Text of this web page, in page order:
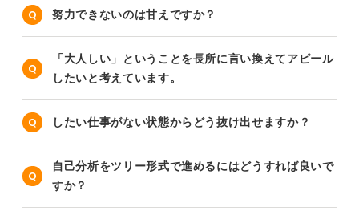
努力できないのは甘えですか？
「大人しい」ということを長所に言い換えてアピール
したいと考えています。
したい仕事がない状態からどう抜け出せますか？
自己分析をツリー形式で進めるにはどうすれば良いで
すか？